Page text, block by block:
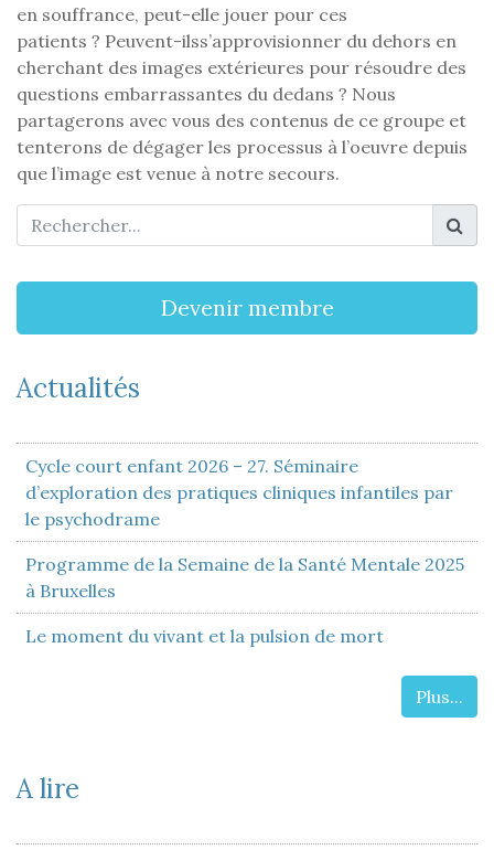
en souffrance, peut-elle jouer pour ces
patients ? Peuvent-ilss’approvisionner du dehors en
cherchant des images extérieures pour résoudre des
questions embarrassantes du dedans ? Nous
partagerons avec vous des contenus de ce groupe et
tenterons de dégager les processus à l’oeuvre depuis
que l’image est venue à notre secours.
Devenir membre
Actualités
Cycle court enfant 2026 – 27. Séminaire
d’exploration des pratiques cliniques infantiles par
le psychodrame
Programme de la Semaine de la Santé Mentale 2025
à Bruxelles
Le moment du vivant et la pulsion de mort
Plus...
A lire